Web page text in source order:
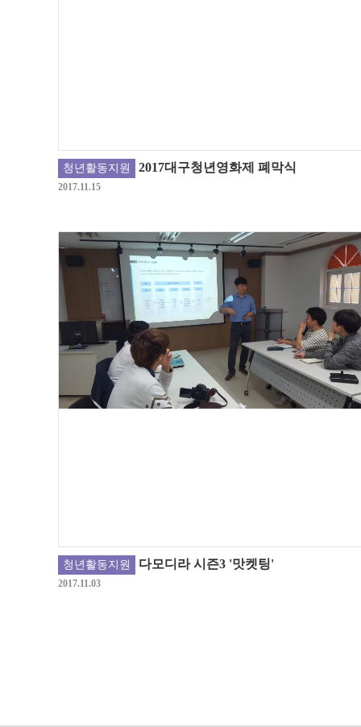
청년활동지원 2017대구청년영화제 폐막식
2017.11.15
청년활동지원 다모디라 시즌3 '맛켓팅'
2017.11.03